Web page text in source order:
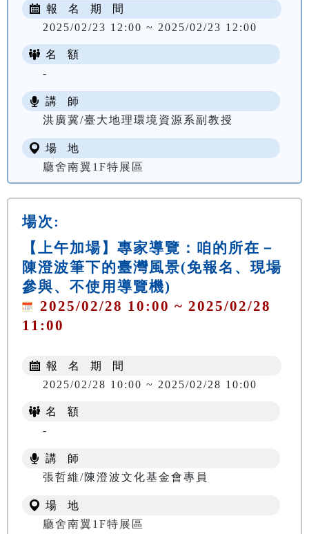
報 名 期 間
2025/02/23 12:00 ~ 2025/02/23 12:00
名 額
-
講 師
洪廣冀/臺大地理環境資源系副教授
場 地
廳舍南翼1F特展區
場次:
【上午加場】專家導覽：咱的所在－
陳澄波筆下的臺灣風景(免報名、現場
參與、不使用導覽機)
2025/02/28 10:00 ~ 2025/02/28
11:00
報 名 期 間
2025/02/28 10:00 ~ 2025/02/28 10:00
名 額
-
講 師
張哲維/陳澄波文化基金會專員
場 地
廳舍南翼1F特展區